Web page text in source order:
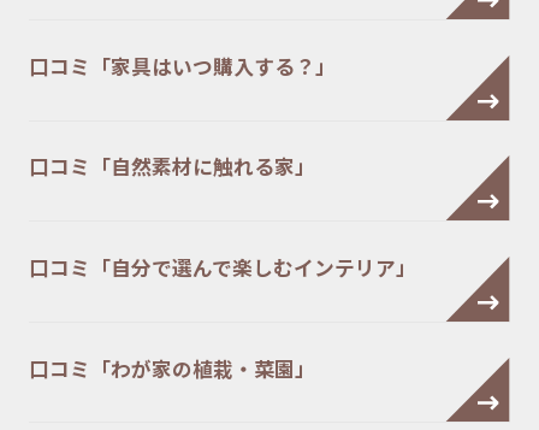
口コミ「家具はいつ購入する？」
口コミ「自然素材に触れる家」
口コミ「自分で選んで楽しむインテリア」
口コミ「わが家の植栽・菜園」